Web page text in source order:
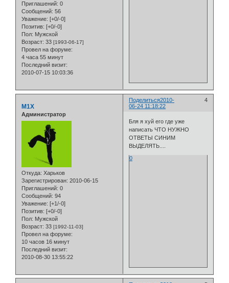
Приглашений: 0
Сообщений: 56
Уважение: [+0/-0]
Позитив: [+0/-0]
Пол: Мужской
Возраст: 33 [1993-06-17]
Провел на форуме:
4 часа 55 минут
Последний визит:
2010-07-15 10:03:36
Поделиться 4
2010-
06-24 11:18:22
M1X
Администратор
Откуда: Харьков
Зарегистрирован: 2010-06-15
Приглашений: 0
Сообщений: 94
Уважение: [+1/-0]
Позитив: [+0/-0]
Пол: Мужской
Возраст: 33 [1992-11-03]
Провел на форуме:
10 часов 16 минут
Последний визит:
2010-08-30 13:55:22
Бля я хуй его где уже
написать ЧТО НУЖНО
ОТВЕТЫ СИНИМ
ВЫДЕЛЯТЬ....
0